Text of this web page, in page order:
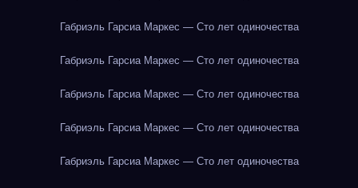
Габриэль Гарсиа Маркес — Сто лет одиночества
Габриэль Гарсиа Маркес — Сто лет одиночества
Габриэль Гарсиа Маркес — Сто лет одиночества
Габриэль Гарсиа Маркес — Сто лет одиночества
Габриэль Гарсиа Маркес — Сто лет одиночества